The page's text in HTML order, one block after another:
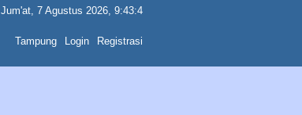
Jum'at, 7 Agustus 2026, 9:43:4
Tampung Login Registrasi